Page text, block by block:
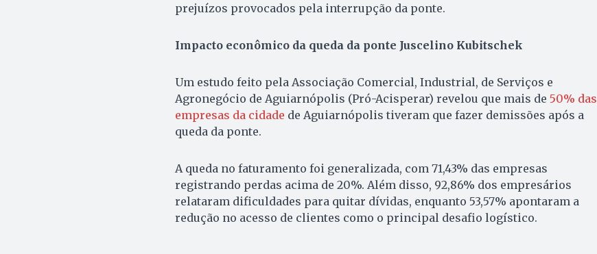
prejuízos provocados pela interrupção da ponte.
Impacto econômico da queda da ponte Juscelino Kubitschek
Um estudo feito pela Associação Comercial, Industrial, de Serviços e
Agronegócio de Aguiarnópolis (Pró-Acisperar) revelou que mais de 50% das
empresas da cidade de Aguiarnópolis tiveram que fazer demissões após a
queda da ponte.
A queda no faturamento foi generalizada, com 71,43% das empresas
registrando perdas acima de 20%. Além disso, 92,86% dos empresários
relataram dificuldades para quitar dívidas, enquanto 53,57% apontaram a
redução no acesso de clientes como o principal desafio logístico.